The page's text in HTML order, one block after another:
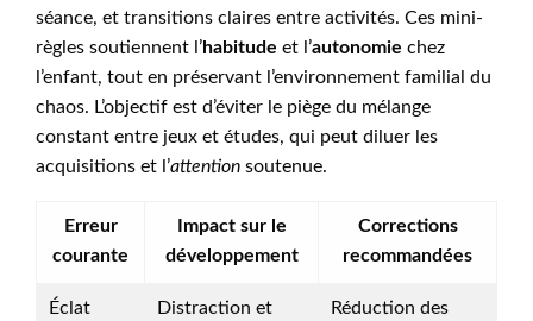
séance, et transitions claires entre activités. Ces mini-
règles soutiennent l’habitude et l’autonomie chez
l’enfant, tout en préservant l’environnement familial du
chaos. L’objectif est d’éviter le piège du mélange
constant entre jeux et études, qui peut diluer les
acquisitions et l’attention soutenue.
Erreur
courante
Impact sur le
développement
Corrections
recommandées
Éclat
Distraction et
Réduction des